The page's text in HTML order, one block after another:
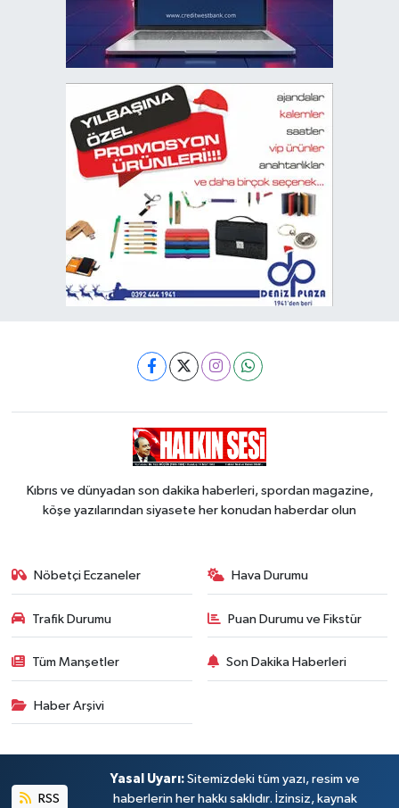
Kıbrıs ve dünyadan son dakika haberleri, spordan magazine,
köşe yazılarından siyasete her konudan haberdar olun
Nöbetçi Eczaneler Hava Durumu
Trafik Durumu Puan Durumu ve Fikstür
Tüm Manşetler Son Dakika Haberleri
Haber Arşivi
RSS
Yasal Uyarı: Sitemizdeki tüm yazı, resim ve
haberlerin her hakkı saklıdır. İzinsiz, kaynak